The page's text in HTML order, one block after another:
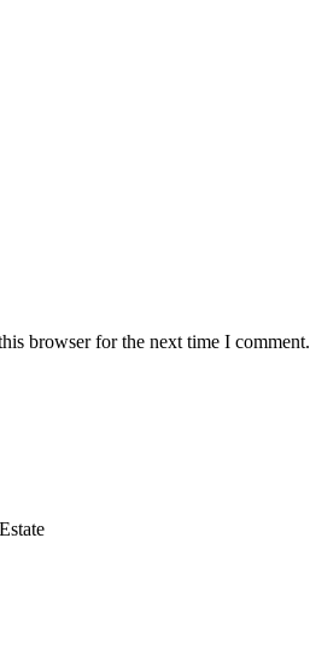
browser for the next time I comment.